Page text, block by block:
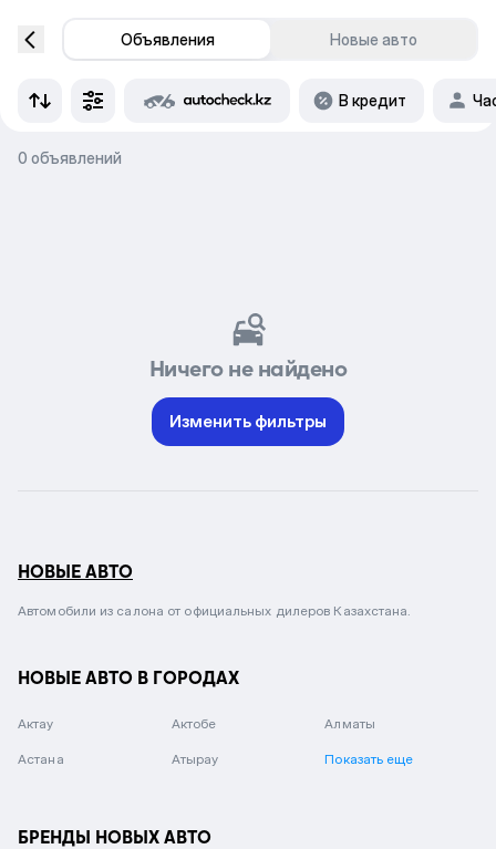
Объявления Новые авто
В кредит
0 объявлений
Ничего не найдено
Изменить фильтры
НОВЫЕ АВТО
Автомобили из салона от официальных дилеров Казахстана.
НОВЫЕ АВТО В ГОРОДАХ
Актау Актобе Алматы
Астана Атырау Показать еще
БРЕНДЫ НОВЫХ АВТО